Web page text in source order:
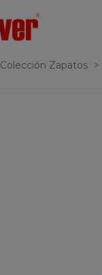
Colección Zapatos >